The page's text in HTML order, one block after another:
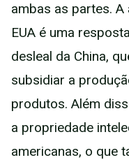
ambas as partes.
EUA é uma
desleal da China,
subsidiar a
produtos. Além
a propriedade
americanas, o que